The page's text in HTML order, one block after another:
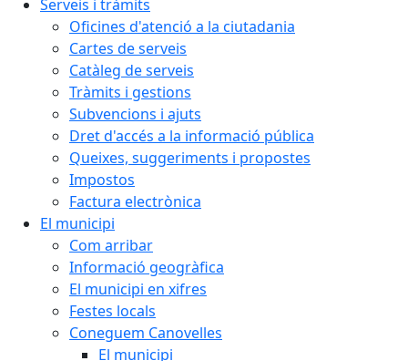
Serveis i tràmits
Oficines d'atenció a la ciutadania
Cartes de serveis
Catàleg de serveis
Tràmits i gestions
Subvencions i ajuts
Dret d'accés a la informació pública
Queixes, suggeriments i propostes
Impostos
Factura electrònica
El municipi
Com arribar
Informació geogràfica
El municipi en xifres
Festes locals
Coneguem Canovelles
El municipi